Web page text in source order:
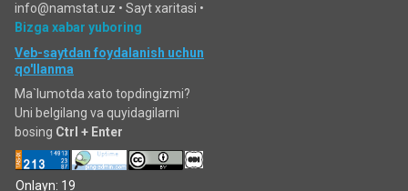
info@namstat.uz • Sayt xaritasi •
Bizga xabar yuboring
Veb-saytdan foydalanish uchun
qo'llanma
Ma`lumotda xato topdingizmi?
Uni belgilang va quyidagilarni
bosing Ctrl + Enter
Onlayn: 19